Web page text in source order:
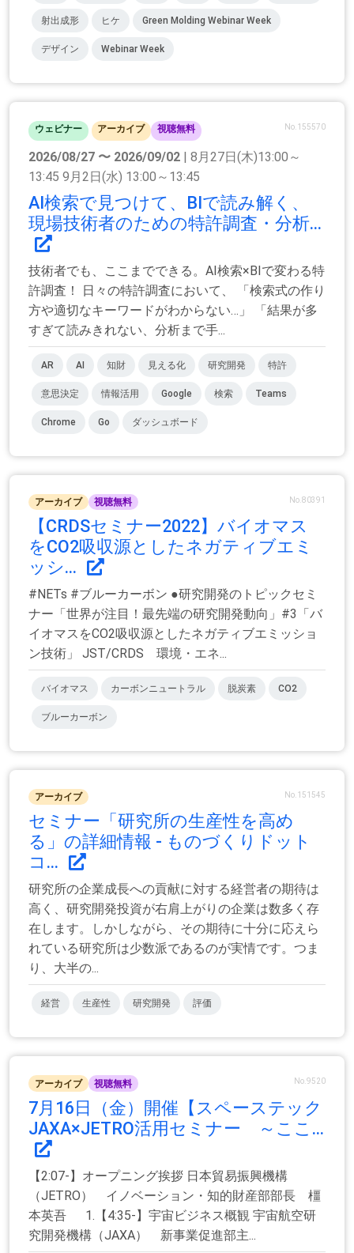
射出成形 ヒケ Green Molding Webinar Week
デザイン Webinar Week
ウェビナー アーカイブ 視聴無料 No.155570
2026/08/27 〜 2026/09/02 | 8月27日(木)13:00～
13:45 9月2日(水) 13:00～13:45
AI検索で見つけて、BIで読み解く、
現場技術者のための特許調査・分析...
技術者でも、ここまでできる。AI検索×BIで変わる特
許調査！ 日々の特許調査において、 「検索式の作り
方や適切なキーワードがわからない…」 「結果が多
すぎて読みきれない、分析まで手...
AR AI 知財 見える化 研究開発 特許
意思決定 情報活用 Google 検索 Teams
Chrome Go ダッシュボード
アーカイブ 視聴無料 No.80391
【CRDSセミナー2022】バイオマス
をCO2吸収源としたネガティブエミ
ッシ...
#NETs #ブルーカーボン ●研究開発のトピックセミ
ナー「世界が注目！最先端の研究開発動向」#3「バ
イオマスをCO2吸収源としたネガティブエミッショ
ン技術」 JST/CRDS 環境・エネ...
バイオマス カーボンニュートラル 脱炭素 CO2
ブルーカーボン
アーカイブ No.151545
セミナー「研究所の生産性を高め
る」の詳細情報 - ものづくりドット
コ...
研究所の企業成長への貢献に対する経営者の期待は
高く、研究開発投資が右肩上がりの企業は数多く存
在します。しかしながら、その期待に十分に応えら
れている研究所は少数派であるのが実情です。つま
り、大半の...
経営 生産性 研究開発 評価
アーカイブ 視聴無料 No.9520
7月16日（金）開催【スペーステック
JAXA×JETRO活用セミナー ～ここ...
【2:07-】オープニング挨拶 日本貿易振興機構
（JETRO） イノベーション・知的財産部部長 橿
本英吾 1.【4:35-】宇宙ビジネス概観 宇宙航空研
究開発機構（JAXA） 新事業促進部主...